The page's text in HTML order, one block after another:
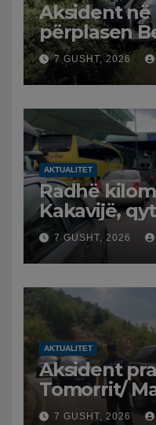
Aksident në
përplasen
furgonin,
moshuar
7 GUSHT, 2026
AKTUALITET
Radhë
Kakavijë,
kthehen në
bllokohen
larta, pala
ritme të
7 GUSHT, 2026
AKTUALITET
Aksident
Tomorrit/
punuan
7 GUSHT, 2026